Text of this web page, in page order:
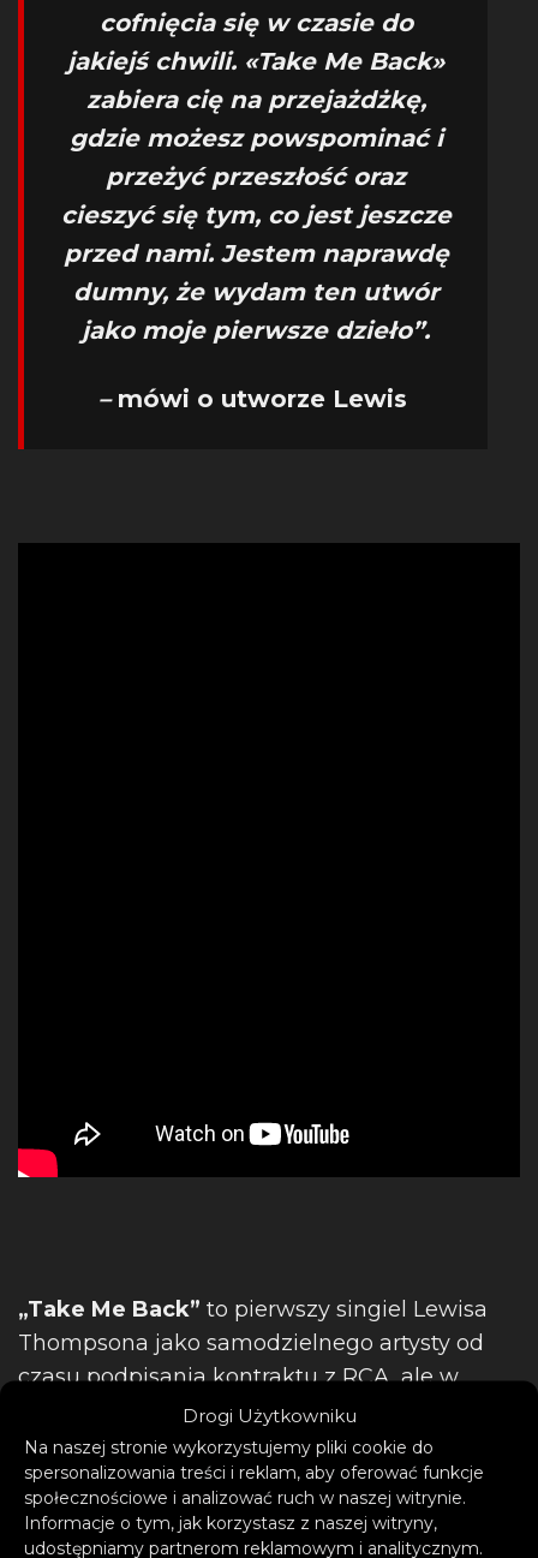
Drogi Użytkowniku
Na naszej stronie wykorzystujemy pliki cookie do
spersonalizowania treści i reklam, aby oferować funkcje
społecznościowe i analizować ruch w naszej witrynie.
Informacje o tym, jak korzystasz z naszej witryny,
udostępniamy partnerom reklamowym i analitycznym.
cofnięcia się w czasie do
jakiejś chwili. «Take Me Back»
zabiera cię na przejażdżkę,
gdzie możesz powspominać i
przeżyć przeszłość oraz
cieszyć się tym, co jest jeszcze
przed nami. Jestem naprawdę
dumny, że wydam ten utwór
jako moje pierwsze dzieło”.
–mówi o utworze Lewis
„Take Me Back” to pierwszy singiel Lewisa
Thompsona jako samodzielnego artysty od
czasu podpisania kontraktu z RCA, ale w
żadnym wypadku nie jest to jego pierwszy
przebój. Jako połowa duetu DJ-sko-
producenckiego Just Kiddin’, Thompson
wyrobił sobie miano jednego z najbardziej
płodnych i pożądanych producentów w